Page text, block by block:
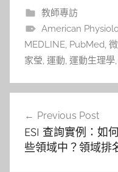
教師專訪
American
MEDLINE, PubMed,
家瑩, 運動, 運動生理學,
導
Previous Post
ESI 查詢實例：如
些領域中？領域排